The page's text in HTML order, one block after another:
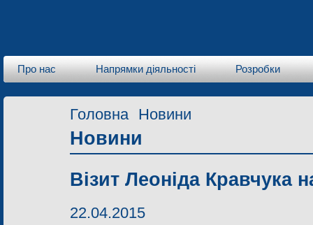
Про нас Напрямки діяльності Розробки
Головна Новини
Новини
Візит Леоніда Кравчука
22.04.2015